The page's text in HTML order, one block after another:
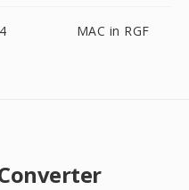
MAC in RGF